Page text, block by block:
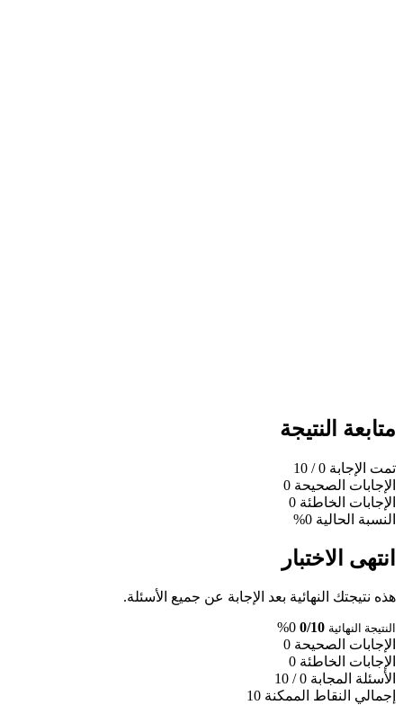
متابعة النتيجة
تمت الإجابة 0
/ 10
الإجابات الصحيحة 0
الإجابات الخاطئة 0
النسبة الحالية 0%
انتهى الاختبار
هذه نتيجتك النهائية بعد الإجابة عن جميع الأسئلة.
النتيجة النهائية 0/10
0%
الإجابات الصحيحة 0
الإجابات الخاطئة 0
الأسئلة المجابة 0 / 10
إجمالي النقاط الممكنة 10